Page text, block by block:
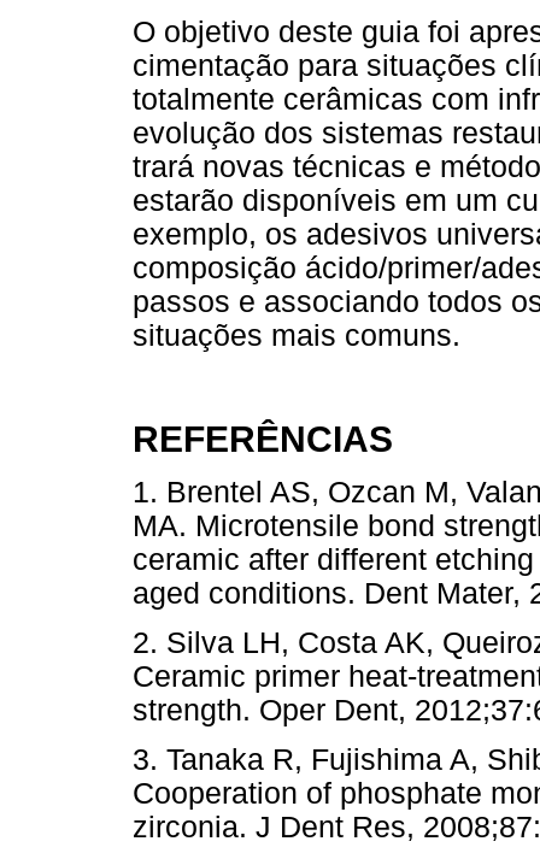
O objetivo deste guia foi
cimentação para situações
totalmente cerâmicas com
evolução dos sistemas
trará novas técnicas e
estarão disponíveis em um
exemplo, os adesivos
composição ácido/primer/
passos e associando todos
situações mais comuns.
REFERÊNCIAS
1. Brentel AS, Ozcan M,
MA. Microtensile bond
ceramic after different
aged conditions. Dent Mater,
2. Silva LH, Costa AK,
Ceramic primer heat-
strength. Oper Dent,
3. Tanaka R, Fujishima A,
Cooperation of phosphate
zirconia. J Dent Res,